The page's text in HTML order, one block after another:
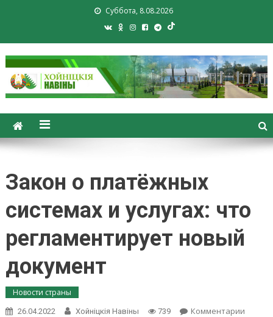
Суббота, 8.08.2026
Хойники. Хойнiцкiя навiны.
Новости Хойник. Районная
Закон о платёжных
системах и услугах: что
регламентирует новый
документ
Новости страны
26.04.2022 Хойнiцкiя Навiны 739 Комментарииon